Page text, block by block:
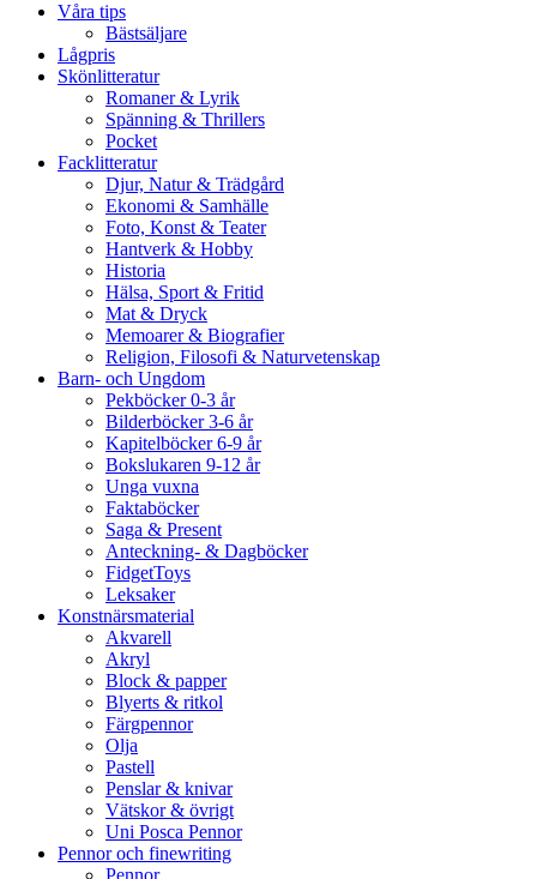
Våra tips
Bästsäljare
Lågpris
Skönlitteratur
Romaner & Lyrik
Spänning & Thrillers
Pocket
Facklitteratur
Djur, Natur & Trädgård
Ekonomi & Samhälle
Foto, Konst & Teater
Hantverk & Hobby
Historia
Hälsa, Sport & Fritid
Mat & Dryck
Memoarer & Biografier
Religion, Filosofi & Naturvetenskap
Barn- och Ungdom
Pekböcker 0-3 år
Bilderböcker 3-6 år
Kapitelböcker 6-9 år
Bokslukaren 9-12 år
Unga vuxna
Faktaböcker
Saga & Present
Anteckning- & Dagböcker
FidgetToys
Leksaker
Konstnärsmaterial
Akvarell
Akryl
Block & papper
Blyerts & ritkol
Färgpennor
Olja
Pastell
Penslar & knivar
Vätskor & övrigt
Uni Posca Pennor
Pennor och finewriting
Pennor